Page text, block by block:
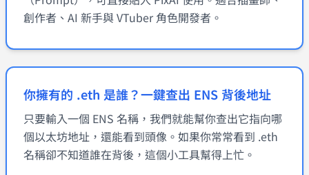
創作者、AI 新手與 VTuber 角色開發者。
你擁有的 .eth 是誰？一鍵查出 ENS 背後地址
只要輸入一個 ENS 名稱，我們就能幫你查出它指向哪
個以太坊地址，還能看到頭像。如果你常常看到 .eth
名稱卻不知道誰在背後，這個小工具幫得上忙。